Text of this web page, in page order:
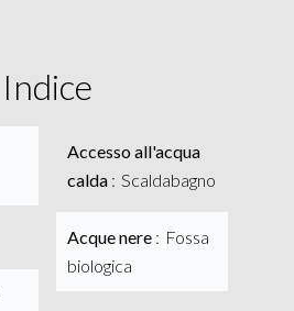
Indice
Accesso all'acqua
calda
Scaldabagno
Acque nere
Fossa
biologica